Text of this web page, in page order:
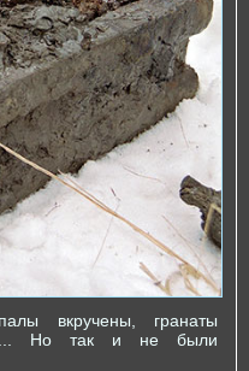
вкручены, гранаты
Но так и не были